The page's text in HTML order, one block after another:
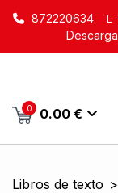
872220634
0 0.00 €
Libros de texto >